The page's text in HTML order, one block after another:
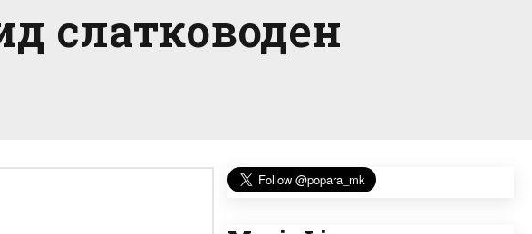
слатководен